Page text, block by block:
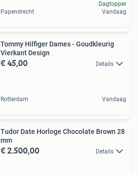
Papendrecht
Dagtopper
Vandaag
Tommy Hilfiger Dames - Goudkleurig
Vierkant Design
€ 45,00 Details
Rotterdam Vandaag
Tudor Date Horloge Chocolate Brown 28
mm
€ 2.500,00 Details